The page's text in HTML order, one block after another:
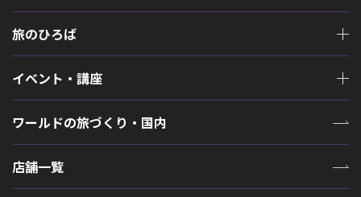
旅のひろば
イベント・講座
ワールドの旅づくり・国内
店舗一覧